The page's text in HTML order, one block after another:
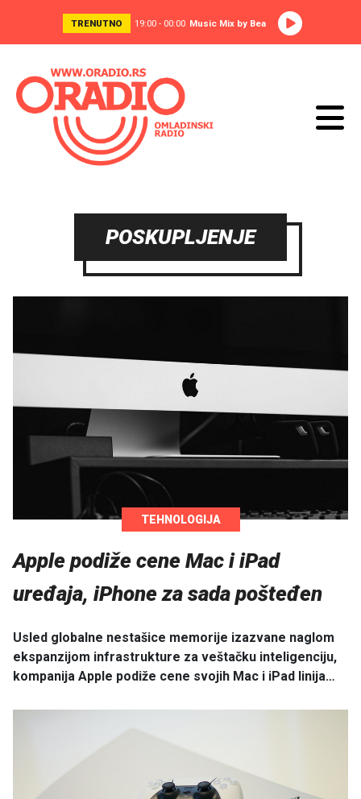
TRENUTNO 19:00 - 00:00 Music Mix by Bea
POSKUPLJENJE
TEHNOLOGIJA
Apple podiže cene Mac i iPad
uređaja, iPhone za sada pošteđen
Usled globalne nestašice memorije izazvane naglom
ekspanzijom infrastrukture za veštačku inteligenciju,
kompanija Apple podiže cene svojih Mac i iPad linija…